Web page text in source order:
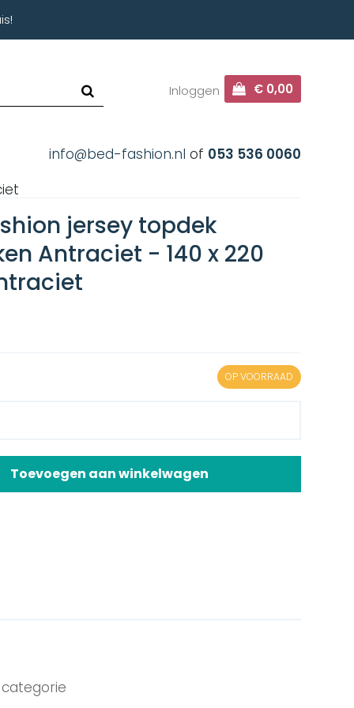
Inloggen € 0,00
info@bed-fashion.nl of 053 536 0060
jersey topdek
Antraciet - 140 x 220
OP VOORRAAD
Toevoegen aan winkelwagen